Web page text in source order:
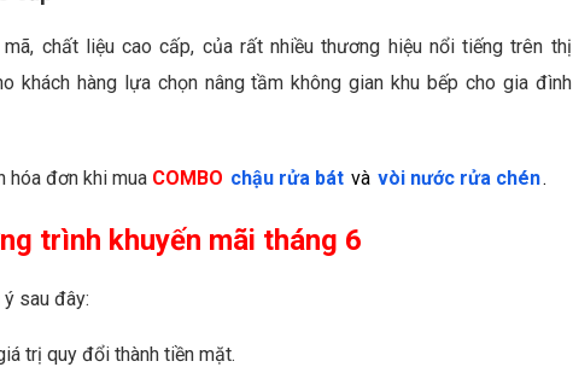
chất liệu cao cấp, của rất nhiều thương hiệu nổi tiếng trên thị
khách hàng lựa chọn nâng tầm không gian khu bếp cho gia đình
hóa đơn khi mua COMBO chậu rửa bát và vòi nước rửa chén.
trình khuyến mãi tháng 6
sau đây:
trị quy đổi thành tiền mặt.